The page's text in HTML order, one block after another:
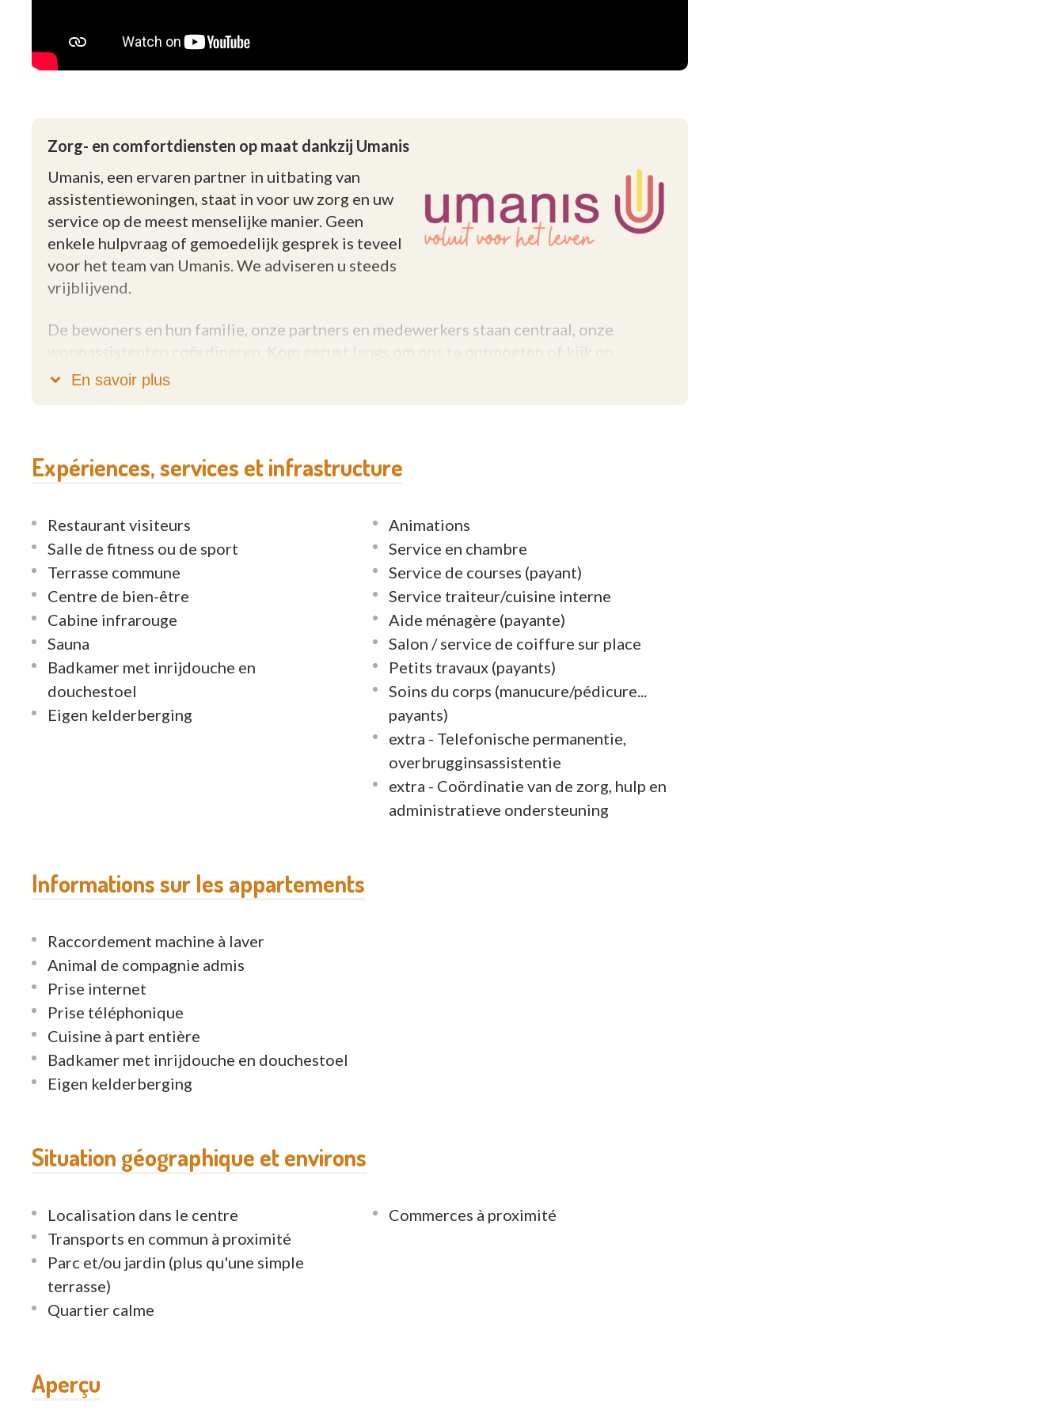
Zorg- en comfortdiensten op maat dankzij Umanis
Umanis, een ervaren partner in uitbating van
assistentiewoningen, staat in voor uw zorg en uw
service op de meest menselijke manier. Geen
enkele hulpvraag of gemoedelijk gesprek is teveel
voor het team van Umanis. We adviseren u steeds
vrijblijvend.
De bewoners en hun familie, onze partners en medewerkers staan centraal, onze
woonassistenten coördineren. Kom gerust langs om ons te ontmoeten of kijk op
www.umanis.be voor meer informatie.
En savoir plus
Expériences, services et infrastructure
Restaurant visiteurs
Salle de fitness ou de sport
Terrasse commune
Centre de bien-être
Cabine infrarouge
Sauna
Badkamer met inrijdouche en
douchestoel
Eigen kelderberging
Animations
Service en chambre
Service de courses (payant)
Service traiteur/cuisine interne
Aide ménagère (payante)
Salon / service de coiffure sur place
Petits travaux (payants)
Soins du corps (manucure/pédicure...
payants)
extra - Telefonische permanentie,
overbrugginsassistentie
extra - Coördinatie van de zorg, hulp en
administratieve ondersteuning
Informations sur les appartements
Raccordement machine à laver
Animal de compagnie admis
Prise internet
Prise téléphonique
Cuisine à part entière
Badkamer met inrijdouche en douchestoel
Eigen kelderberging
Situation géographique et environs
Localisation dans le centre
Transports en commun à proximité
Parc et/ou jardin (plus qu'une simple
terrasse)
Quartier calme
Commerces à proximité
Aperçu